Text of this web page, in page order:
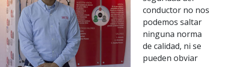
conductor no nos
podemos saltar
ninguna norma
de calidad, ni se
pueden obviar